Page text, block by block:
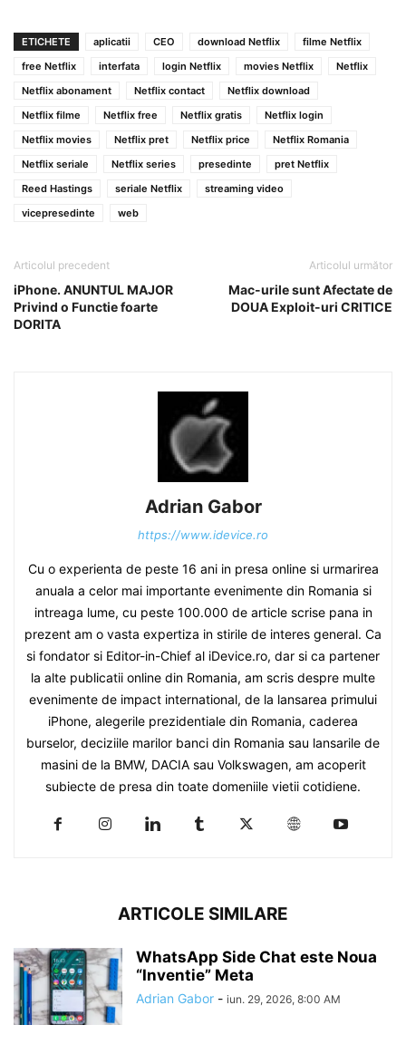
ETICHETE aplicatii CEO download Netflix
filme Netflix
free Netflix
interfata login Netflix movies Netflix
Netflix
Netflix abonament
Netflix contact
Netflix download
Netflix filme
Netflix free Netflix gratis
Netflix login
Netflix movies
Netflix pret Netflix price
Netflix Romania
Netflix seriale
Netflix series presedinte
pret Netflix
Reed Hastings
seriale Netflix
streaming video
vicepresedinte
web
Articolul precedent
iPhone. ANUNTUL MAJOR
Privind o Functie foarte
DORITA
Articolul următor
Mac-urile sunt Afectate de
DOUA Exploit-uri CRITICE
Adrian Gabor
https://www.idevice.ro
Cu o experienta de peste 16 ani in presa online si urmarirea
anuala a celor mai importante evenimente din Romania si
intreaga lume, cu peste 100.000 de article scrise pana in
prezent am o vasta expertiza in stirile de interes general. Ca
si fondator si Editor-in-Chief al iDevice.ro, dar si ca partener
la alte publicatii online din Romania, am scris despre multe
evenimente de impact international, de la lansarea primului
iPhone, alegerile prezidentiale din Romania, caderea
burselor, deciziile marilor banci din Romania sau lansarile de
masini de la BMW, DACIA sau Volkswagen, am acoperit
subiecte de presa din toate domeniile vietii cotidiene.
ARTICOLE SIMILARE
WhatsApp Side Chat este Noua
“Inventie” Meta
Adrian Gabor - iun. 29, 2026, 8:00 AM